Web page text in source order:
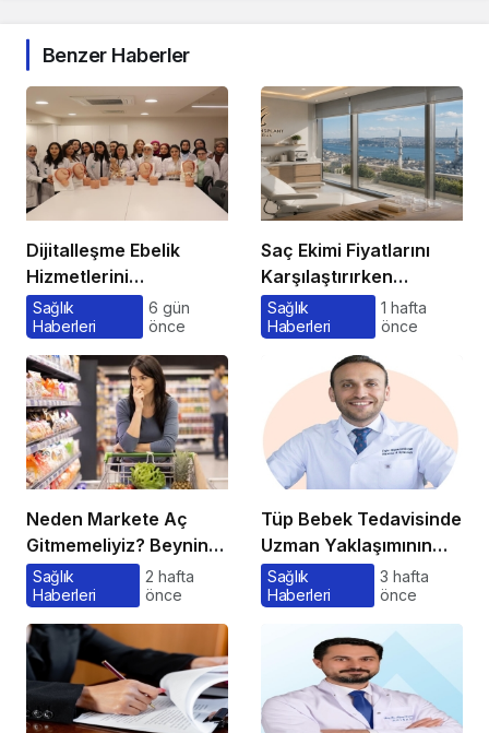
Benzer Haberler
Dijitalleşme Ebelik
Hizmetlerini
Dönüştürüyor
Sağlık
Haberleri
6 gün
önce
Saç Ekimi Fiyatlarını
Karşılaştırırken
Gözden Kaçan
Maliyetler
Sağlık
Haberleri
1 hafta
önce
Neden Markete Aç
Gitmemeliyiz? Beynin
Satın Alma Psikolojisi
Sağlık
Haberleri
2 hafta
önce
Tüp Bebek Tedavisinde
Uzman Yaklaşımının
Önemi ve Bilinmesi
Gerekenler
Sağlık
Haberleri
3 hafta
önce